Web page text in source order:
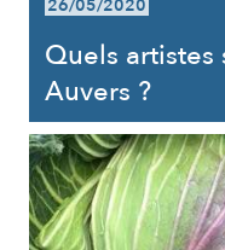
26/05/2020
Quels artistes
Auvers ?